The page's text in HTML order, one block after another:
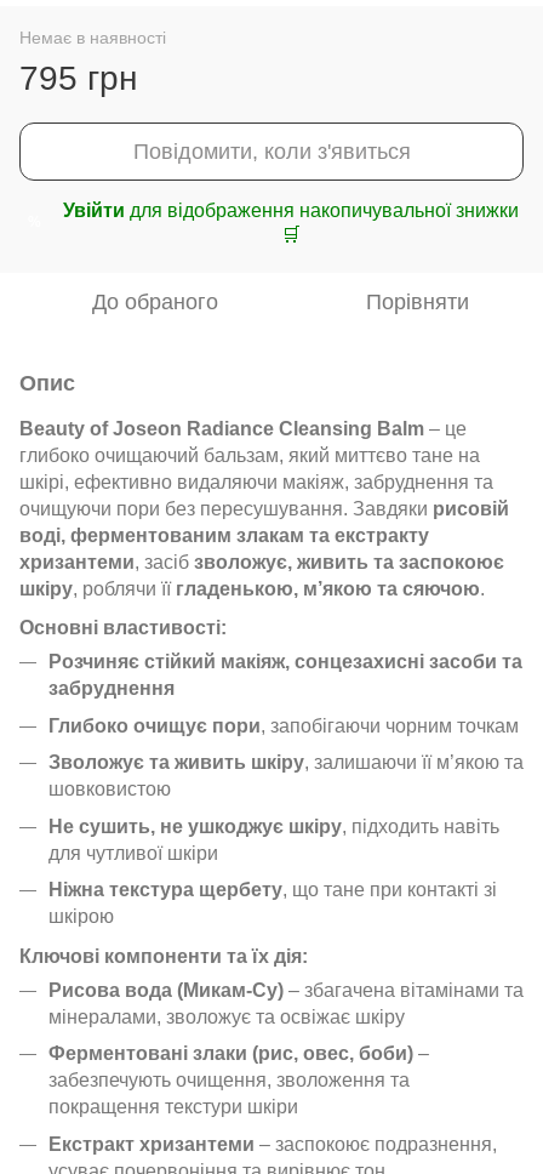
Немає в наявності
795 грн
Повідомити, коли з'явиться
Увійти для відображення накопичувальної знижки
🛒
До обраного Порівняти
Опис
Beauty of Joseon Radiance Cleansing Balm – це
глибоко очищаючий бальзам, який миттєво тане на
шкірі, ефективно видаляючи макіяж, забруднення та
очищуючи пори без пересушування. Завдяки рисовій
воді, ферментованим злакам та екстракту
хризантеми, засіб зволожує, живить та заспокоює
шкіру, роблячи її гладенькою, м’якою та сяючою.
Основні властивості:
Розчиняє стійкий макіяж, сонцезахисні засоби та
забруднення
Глибоко очищує пори, запобігаючи чорним точкам
Зволожує та живить шкіру, залишаючи її м’якою та
шовковистою
Не сушить, не ушкоджує шкіру, підходить навіть
для чутливої шкіри
Ніжна текстура щербету, що тане при контакті зі
шкірою
Ключові компоненти та їх дія:
Рисова вода (Микам-Су) – збагачена вітамінами та
мінералами, зволожує та освіжає шкіру
Ферментовані злаки (рис, овес, боби) –
забезпечують очищення, зволоження та
покращення текстури шкіри
Екстракт хризантеми – заспокоює подразнення,